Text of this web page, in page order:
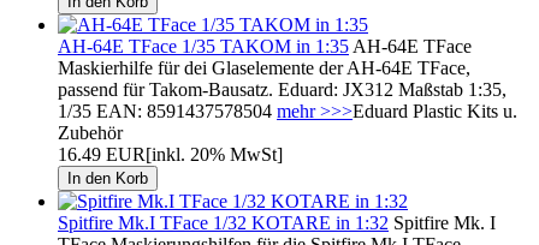
AH-64E TFace 1/35 TAKOM in 1:35 AH-64E TFace
Maskierhilfe für dei Glaselemente der AH-64E TFace,
passend für Takom-Bausatz. Eduard: JX312 Maßstab 1:35,
1/35 EAN: 8591437578504 mehr >>>Eduard Plastic Kits u.
Zubehör
16.49 EUR[inkl. 20% MwSt]
Spitfire Mk.I TFace 1/32 KOTARE in 1:32 Spitfire Mk. I